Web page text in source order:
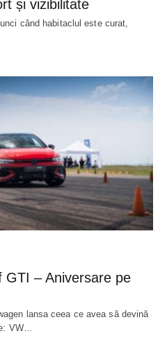
și vizibilitate
când habitaclul este curat,
GTI – Aniversare pe
lansa ceea ce avea să devină
VW…